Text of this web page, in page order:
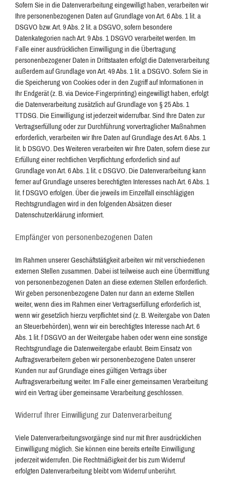
Sofern Sie in die Datenverarbeitung eingewilligt haben, verarbeiten wir
Ihre personenbezogenen Daten auf Grundlage von Art. 6 Abs. 1 lit. a
DSGVO bzw. Art. 9 Abs. 2 lit. a DSGVO, sofern besondere
Datenkategorien nach Art. 9 Abs. 1 DSGVO verarbeitet werden. Im
Falle einer ausdrücklichen Einwilligung in die Übertragung
personenbezogener Daten in Drittstaaten erfolgt die Datenverarbeitung
außerdem auf Grundlage von Art. 49 Abs. 1 lit. a DSGVO. Sofern Sie in
die Speicherung von Cookies oder in den Zugriff auf Informationen in
Ihr Endgerät (z. B. via Device-Fingerprinting) eingewilligt haben, erfolgt
die Datenverarbeitung zusätzlich auf Grundlage von § 25 Abs. 1
TTDSG. Die Einwilligung ist jederzeit widerrufbar. Sind Ihre Daten zur
Vertragserfüllung oder zur Durchführung vorvertraglicher Maßnahmen
erforderlich, verarbeiten wir Ihre Daten auf Grundlage des Art. 6 Abs. 1
lit. b DSGVO. Des Weiteren verarbeiten wir Ihre Daten, sofern diese zur
Erfüllung einer rechtlichen Verpflichtung erforderlich sind auf
Grundlage von Art. 6 Abs. 1 lit. c DSGVO. Die Datenverarbeitung kann
ferner auf Grundlage unseres berechtigten Interesses nach Art. 6 Abs. 1
lit. f DSGVO erfolgen. Über die jeweils im Einzelfall einschlägigen
Rechtsgrundlagen wird in den folgenden Absätzen dieser
Datenschutzerklärung informiert.
Empfänger von personenbezogenen Daten
Im Rahmen unserer Geschäftstätigkeit arbeiten wir mit verschiedenen
externen Stellen zusammen. Dabei ist teilweise auch eine Übermittlung
von personenbezogenen Daten an diese externen Stellen erforderlich.
Wir geben personenbezogene Daten nur dann an externe Stellen
weiter, wenn dies im Rahmen einer Vertragserfüllung erforderlich ist,
wenn wir gesetzlich hierzu verpflichtet sind (z. B. Weitergabe von Daten
an Steuerbehörden), wenn wir ein berechtigtes Interesse nach Art. 6
Abs. 1 lit. f DSGVO an der Weitergabe haben oder wenn eine sonstige
Rechtsgrundlage die Datenweitergabe erlaubt. Beim Einsatz von
Auftragsverarbeitern geben wir personenbezogene Daten unserer
Kunden nur auf Grundlage eines gültigen Vertrags über
Auftragsverarbeitung weiter. Im Falle einer gemeinsamen Verarbeitung
wird ein Vertrag über gemeinsame Verarbeitung geschlossen.
Widerruf Ihrer Einwilligung zur Datenverarbeitung
Viele Datenverarbeitungsvorgänge sind nur mit Ihrer ausdrücklichen
Einwilligung möglich. Sie können eine bereits erteilte Einwilligung
jederzeit widerrufen. Die Rechtmäßigkeit der bis zum Widerruf
erfolgten Datenverarbeitung bleibt vom Widerruf unberührt.